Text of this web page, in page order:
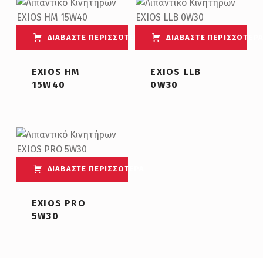
ΔΙΑΒΆΣΤΕ ΠΕΡΙΣΣΌΤΕΡΑ
EXIOS HM
15W40
ΔΙΑΒΆΣΤΕ ΠΕΡΙΣΣΌΤΕΡΑ
EXIOS LLB
0W30
ΔΙΑΒΆΣΤΕ ΠΕΡΙΣΣΌΤΕΡΑ
EXIOS PRO
5W30